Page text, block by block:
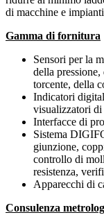
di macchine e
Gamma di fornitura
Sensori per la
della
torcente, della
Indicatori
visualizzatori di
Interfacce di
Sistema
giunzione,
controllo di
resistenza,
Apparecchi di
Consulenza